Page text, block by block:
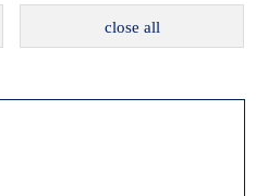
close all